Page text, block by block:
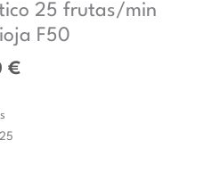
25 frutas/min
F50
€.
€
1.904,00 €.